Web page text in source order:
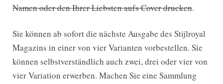
Namen oder den Ihrer Liebsten aufs Cover drucken.
Sie können ab sofort die nächste Ausgabe des Stijlroyal
Magazins in einer von vier Varianten vorbestellen. Sie
können selbstverständlich auch zwei, drei oder vier von
vier Variation erwerben. Machen Sie eine Sammlung